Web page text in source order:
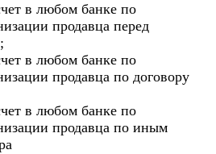
в любом банке по
продавца перед
в любом банке по
продавца по договору
в любом банке по
продавца по иным